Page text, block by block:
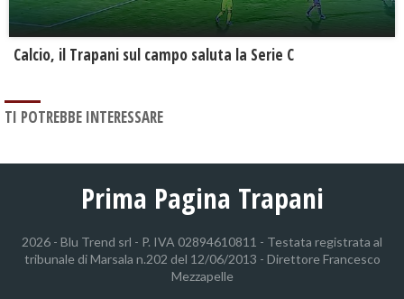
Calcio, il Trapani sul campo saluta la Serie C
TI POTREBBE INTERESSARE
Prima Pagina Trapani
2026 - Blu Trend srl - P. IVA 02894610811 - Testata registrata al
tribunale di Marsala n.202 del 12/06/2013 - Direttore Francesco
Mezzapelle